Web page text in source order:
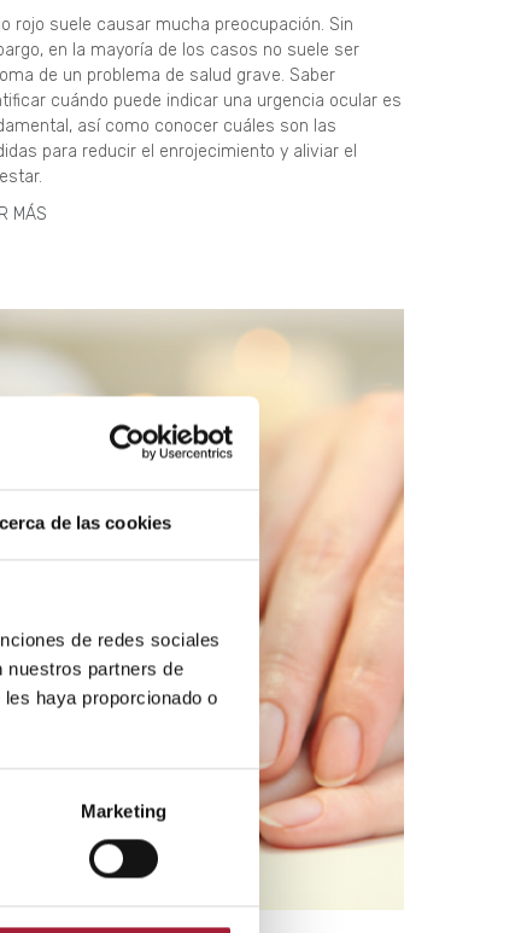
de las cookies
de redes sociales
nuestros partners de
haya proporcionado o
Marketing
rojo suele causar mucha preocupación. Sin
en la mayoría de los casos no suele ser
de un problema de salud grave. Saber
cuándo puede indicar una urgencia ocular es
así como conocer cuáles son las
para reducir el enrojecimiento y aliviar el
MÁS